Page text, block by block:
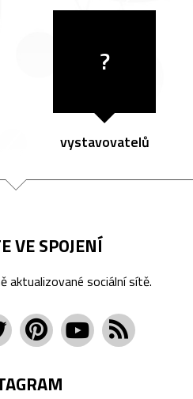
?
vystavovatelů
VE SPOJENÍ
aktualizované sociální sítě.